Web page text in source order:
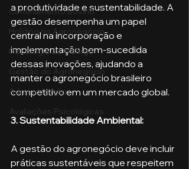
Confinamento Bovino
Holding no Agronegócio
Psicologia de tráfego
Gestão do Agronegócio
Administração
Avaliações Psicológicas
a produtividade e sustentabilidade. A
gestão desempenha um papel
central na incorporação e
implementação bem-sucedida
dessas inovações, ajudando a
manter o agronegócio brasileiro
competitivo em um mercado global.
3. Sustentabilidade Ambiental:
A gestão do agronegócio deve incluir
práticas sustentáveis que respeitem